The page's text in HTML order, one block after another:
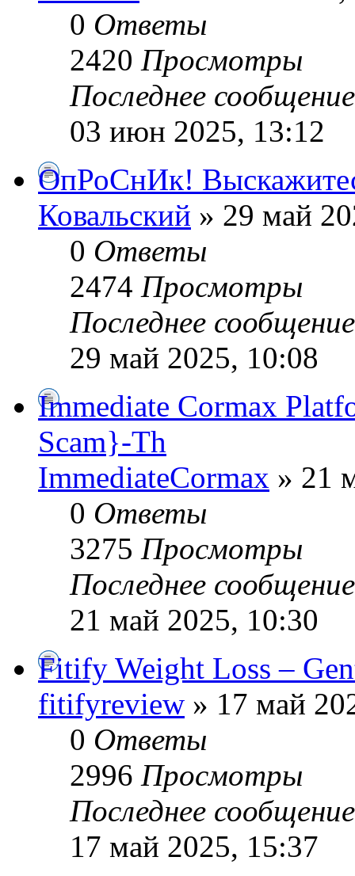
0 Ответы
2420 Просмотры
Последнее
03 июн 2025, 13:12
ОпРоСнИк!
Ковальский » 29 май
0 Ответы
2474 Просмотры
Последнее
29 май 2025, 10:08
Immediate Cormax
Scam}-Th
ImmediateCormax » 21
0 Ответы
3275 Просмотры
Последнее
21 май 2025, 10:30
Fitify Weight Loss –
fitifyreview » 17 май
0 Ответы
2996 Просмотры
Последнее
17 май 2025, 15:37